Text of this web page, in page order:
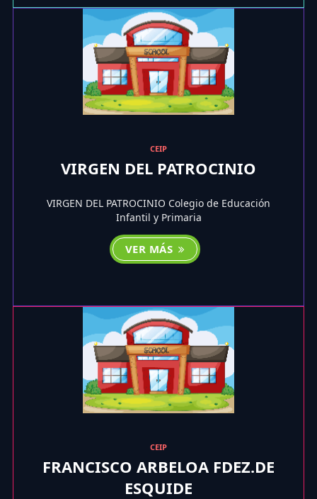
CEIP
VIRGEN DEL PATROCINIO
VIRGEN DEL PATROCINIO Colegio de Educación
Infantil y Primaria
VER MÁS
CEIP
FRANCISCO ARBELOA FDEZ.DE
ESQUIDE